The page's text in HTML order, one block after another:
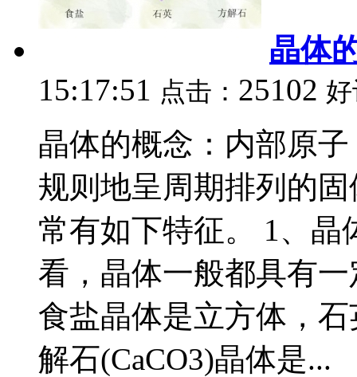
晶体
15:17:51 点击： 25102
晶体的概念：内部原
规则地呈周期排列的
常有如下特征。 1、晶
看，晶体一般都具有
食盐晶体是立方体，
解石(CaCO3)晶体是...